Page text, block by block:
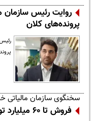
روایت رئیس سازمان
پرونده‌های کلان
سخنگوی سازمان مالیاتی
فروش تا ۶۰ میلیارد تومان از مالیات معاف است